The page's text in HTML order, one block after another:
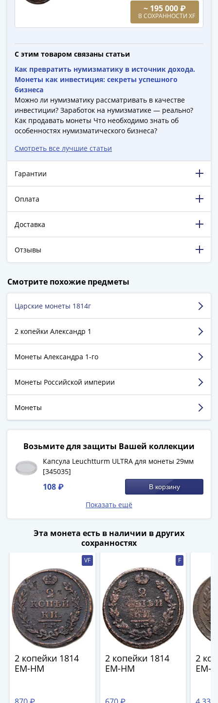
ГКЧП
(1961
1991)
Юбилейные
памятные
Наборы
коллекции
Монеты
Российской
империи
Николай
Александр
(1881-
1894)
Александр
1881)
(1826-
1855)
Александр
(1801-
1825)
Павел
Екатерина
Иоанн
Антонович
(1740-
1741)
(1730-
~ 195 000 ₽
В СОХРАННОСТИ XF
С этим товаром связаны статьи
Как превратить нумизматику в источник дохода.
Монеты как инвестиция: секреты успешного
бизнеса
Можно ли нумизматику рассматривать в качестве
инвестиции? Заработок на нумизматике — реально?
Как продавать монеты Что необходимо знать об
особенностях нумизматического бизнеса?
Смотреть все лучшие статьи
Гарантии
Оплата
Доставка
Отзывы
5 129 пятизвёздочных отзывов на Яндекс.Маркете.
Белоклоков Константин
г. Москва
Достоинства:Легко найти, просто выбрать. Пункт
самовывоза похож на контору приема аппарата
президента.
Комментарий:Очень быстро работают. Я
Смотреть больше отзывов
Смотрите похожие предметы
Монеты
Монеты Российской империи
Монеты Александра 1-го
2 копейки Александр 1
Царские монеты 1814г
Возьмите для защиты Вашей коллекции
Капсула Leuchtturm ULTRA для монеты 29мм
[345035]
108 ₽ В корзину
Показать ещё
Эта монета есть в наличии в других
сохранностях
VF
2 копейки 1814
ЕМ-НМ
F
2 копейки 1814
ЕМ-НМ
2
ЕМ-